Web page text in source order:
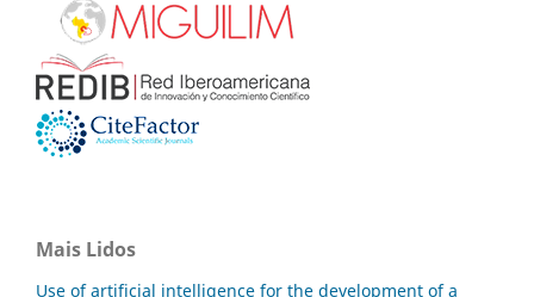
Mais Lidos
Use of artificial intelligence for the development of a